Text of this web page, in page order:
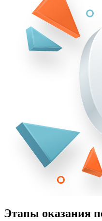
Этапы оказания